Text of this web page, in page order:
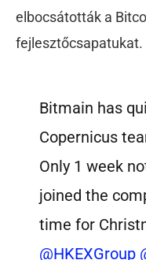
elbocsátották a
fejlesztőcsapatukat.
Bitmain has
Copernicus
Only 1 week
joined the
time for
@HKEXGroup